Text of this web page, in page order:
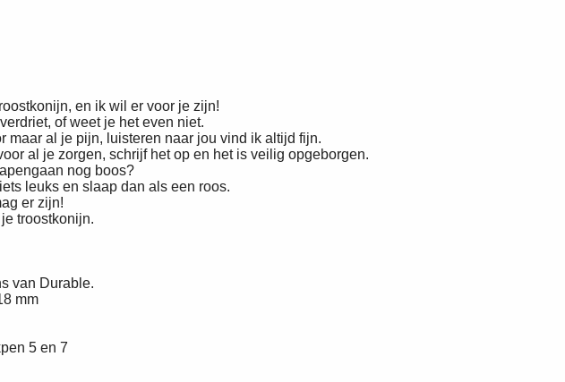
en ik wil er voor je zijn!
of weet je het even niet.
maar al je pijn, luisteren naar jou vind ik altijd fijn.
al je zorgen, schrijf het op en het is veilig opgeborgen.
nog boos?
leuks en slaap dan als een roos.
er zijn!
troostkonijn.
van Durable.
mm
5 en 7